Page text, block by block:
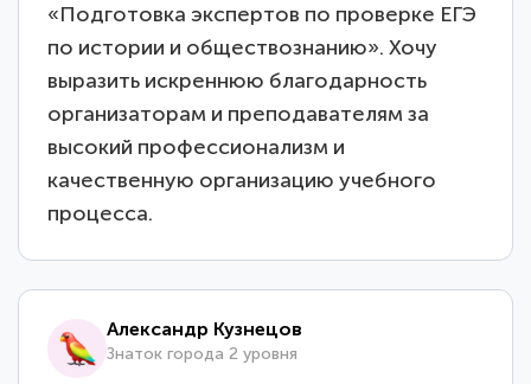
«Подготовка экспертов по проверке ЕГЭ
по истории и обществознанию». Хочу
выразить искреннюю благодарность
организаторам и преподавателям за
высокий профессионализм и
качественную организацию учебного
процесса.
Александр Кузнецов
Знаток города 2 уровня